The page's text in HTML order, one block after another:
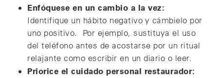
Enfóquese en un cambio a la vez:
Identifique un hábito negativo y cámbielo por
uno positivo. Por ejemplo, sustituya el uso
del teléfono antes de acostarse por un ritual
relajante como escribir en un diario o leer.
Priorice el cuidado personal restaurador: